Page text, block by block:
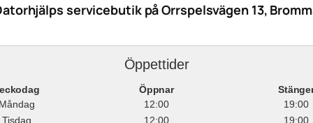
servicebutik på Orrspelsvägen 13,
Öppettider
Öppnar
12:00
19:00
Tisdag
12:00 19:00